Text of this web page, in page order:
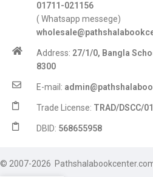
01711-021156
( Whatsapp messege)
Address: 27/1/0, Bangla
8300
E-mail:
Trade License: TRAD/DSCC/
DBID: 568655958
© 2007-2026